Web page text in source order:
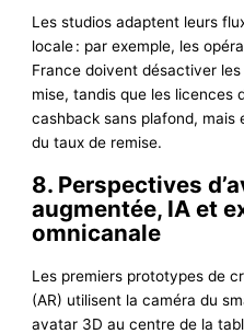
Les studios adaptent leurs
locale : par exemple, les
France doivent désactiver
mise, tandis que les licences
cashback sans plafond,
du taux de remise.
8. Perspectives
augmentée, IA et
omnicanale
Les premiers prototypes de
(AR) utilisent la caméra du
avatar 3D au centre de la